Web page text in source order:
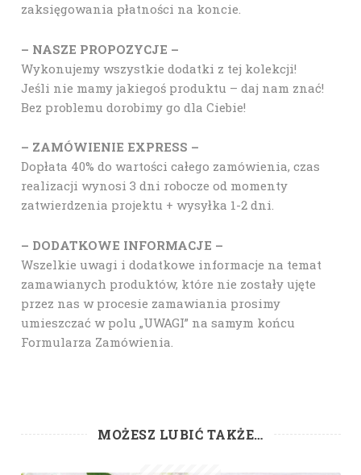
zaksięgowania płatności na koncie.
– NASZE PROPOZYCJE –
Wykonujemy wszystkie dodatki z tej kolekcji!
Jeśli nie mamy jakiegoś produktu – daj nam znać!
Bez problemu dorobimy go dla Ciebie!
– ZAMÓWIENIE EXPRESS –
Dopłata 40% do wartości całego zamówienia, czas
realizacji wynosi 3 dni robocze od momenty
zatwierdzenia projektu + wysyłka 1-2 dni.
– DODATKOWE INFORMACJE –
Wszelkie uwagi i dodatkowe informacje na temat
zamawianych produktów, które nie zostały ujęte
przez nas w procesie zamawiania prosimy
umieszczać w polu „UWAGI” na samym końcu
Formularza Zamówienia.
MOŻESZ LUBIĆ TAKŻE…